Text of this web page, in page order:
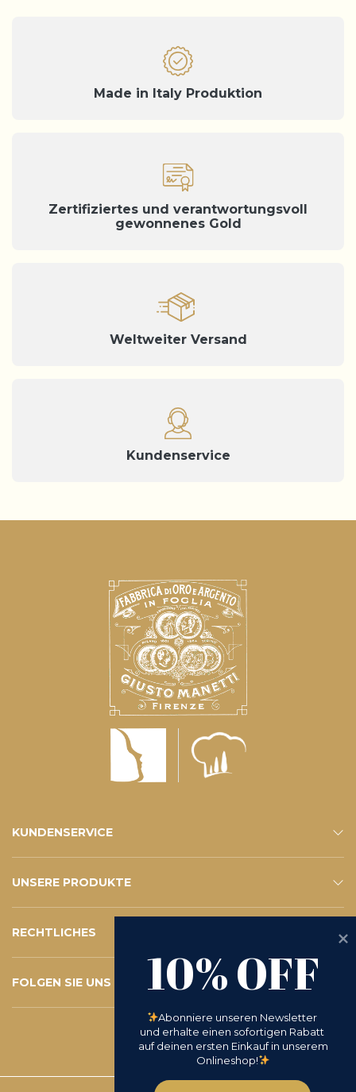
Made in Italy Produktion
Zertifiziertes und verantwortungsvoll
gewonnenes Gold
Weltweiter Versand
Kundenservice
KUNDENSERVICE
KONTAKTE
E-SHOP-SERVICE
FAQ – IHRE FRAGEN
ABONNIEREN SIE DEN NEWSLETTER
UNSERE PRODUKTE
ESHOP
KATALOG
RECHTLICHES
PRIVACY POLICY
WHISTLEBLOWING
COOKIE POLICY
BEDINGUNGEN UND KONDITIONEN
D.LGS 231/2001
RÜCKSENDEANFRAGE
FOLGEN SIE UNS
INSTAGRAM
FACEBOOK
LINKEDIN
YOUTUBE
10% OFF
Abonniere unseren Newsletter
und erhalte einen sofortigen Rabatt
auf deinen ersten Einkauf in unserem
Onlineshop!